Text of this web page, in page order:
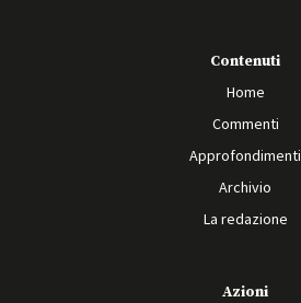
Contenuti
Home
Commenti
Approfondimenti
Archivio
La redazione
Azioni